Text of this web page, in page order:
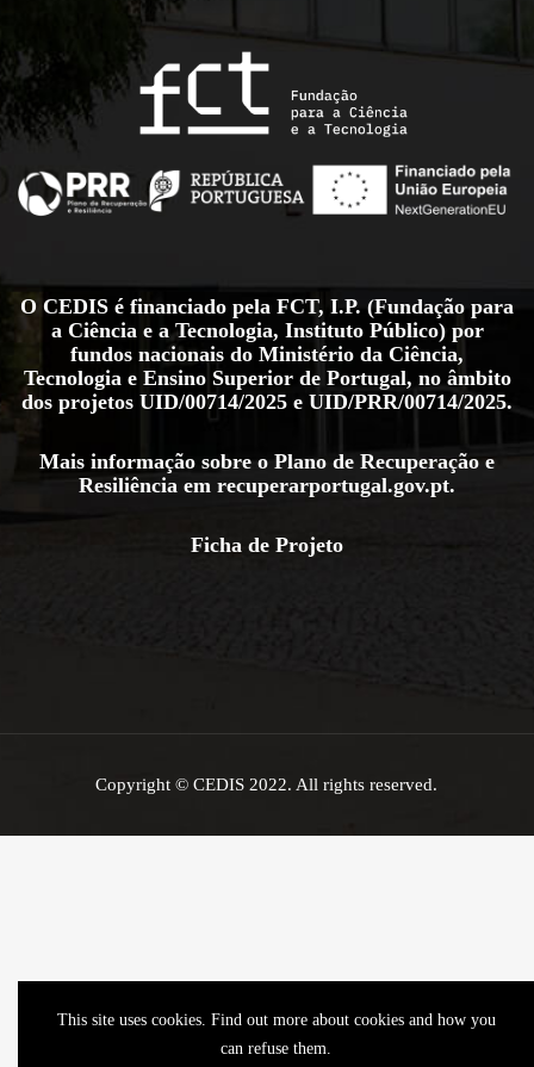
O CEDIS é financiado pela FCT, I.P. (Fundação para
a Ciência e a Tecnologia, Instituto Público) por
fundos nacionais do Ministério da Ciência,
Tecnologia e Ensino Superior de Portugal, no âmbito
dos projetos UID/00714/2025 e UID/PRR/00714/2025.
Mais informação sobre o Plano de Recuperação e
Resiliência em recuperarportugal.gov.pt.
Ficha de Projeto
Copyright © CEDIS 2022. All rights reserved.
This site uses cookies. Find out more about cookies and how you
can refuse them.